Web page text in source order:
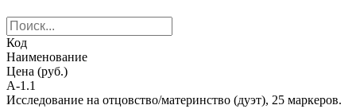
Код
Наименование
Цена (руб.)
А-1.1
Исследование на отцовство/материнство (дуэт), 25 маркеров.